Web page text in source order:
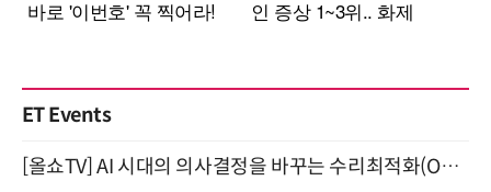
ET Events
[올쇼TV] AI 시대의 의사결정을 바꾸는 수리최적화(Optimization) 소개 (8/20 생방송)